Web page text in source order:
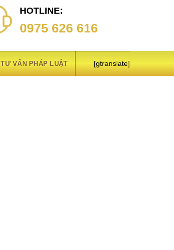
HOTLINE:
0975 626 616
TƯ VẤN PHÁP LUẬT [gtranslate]